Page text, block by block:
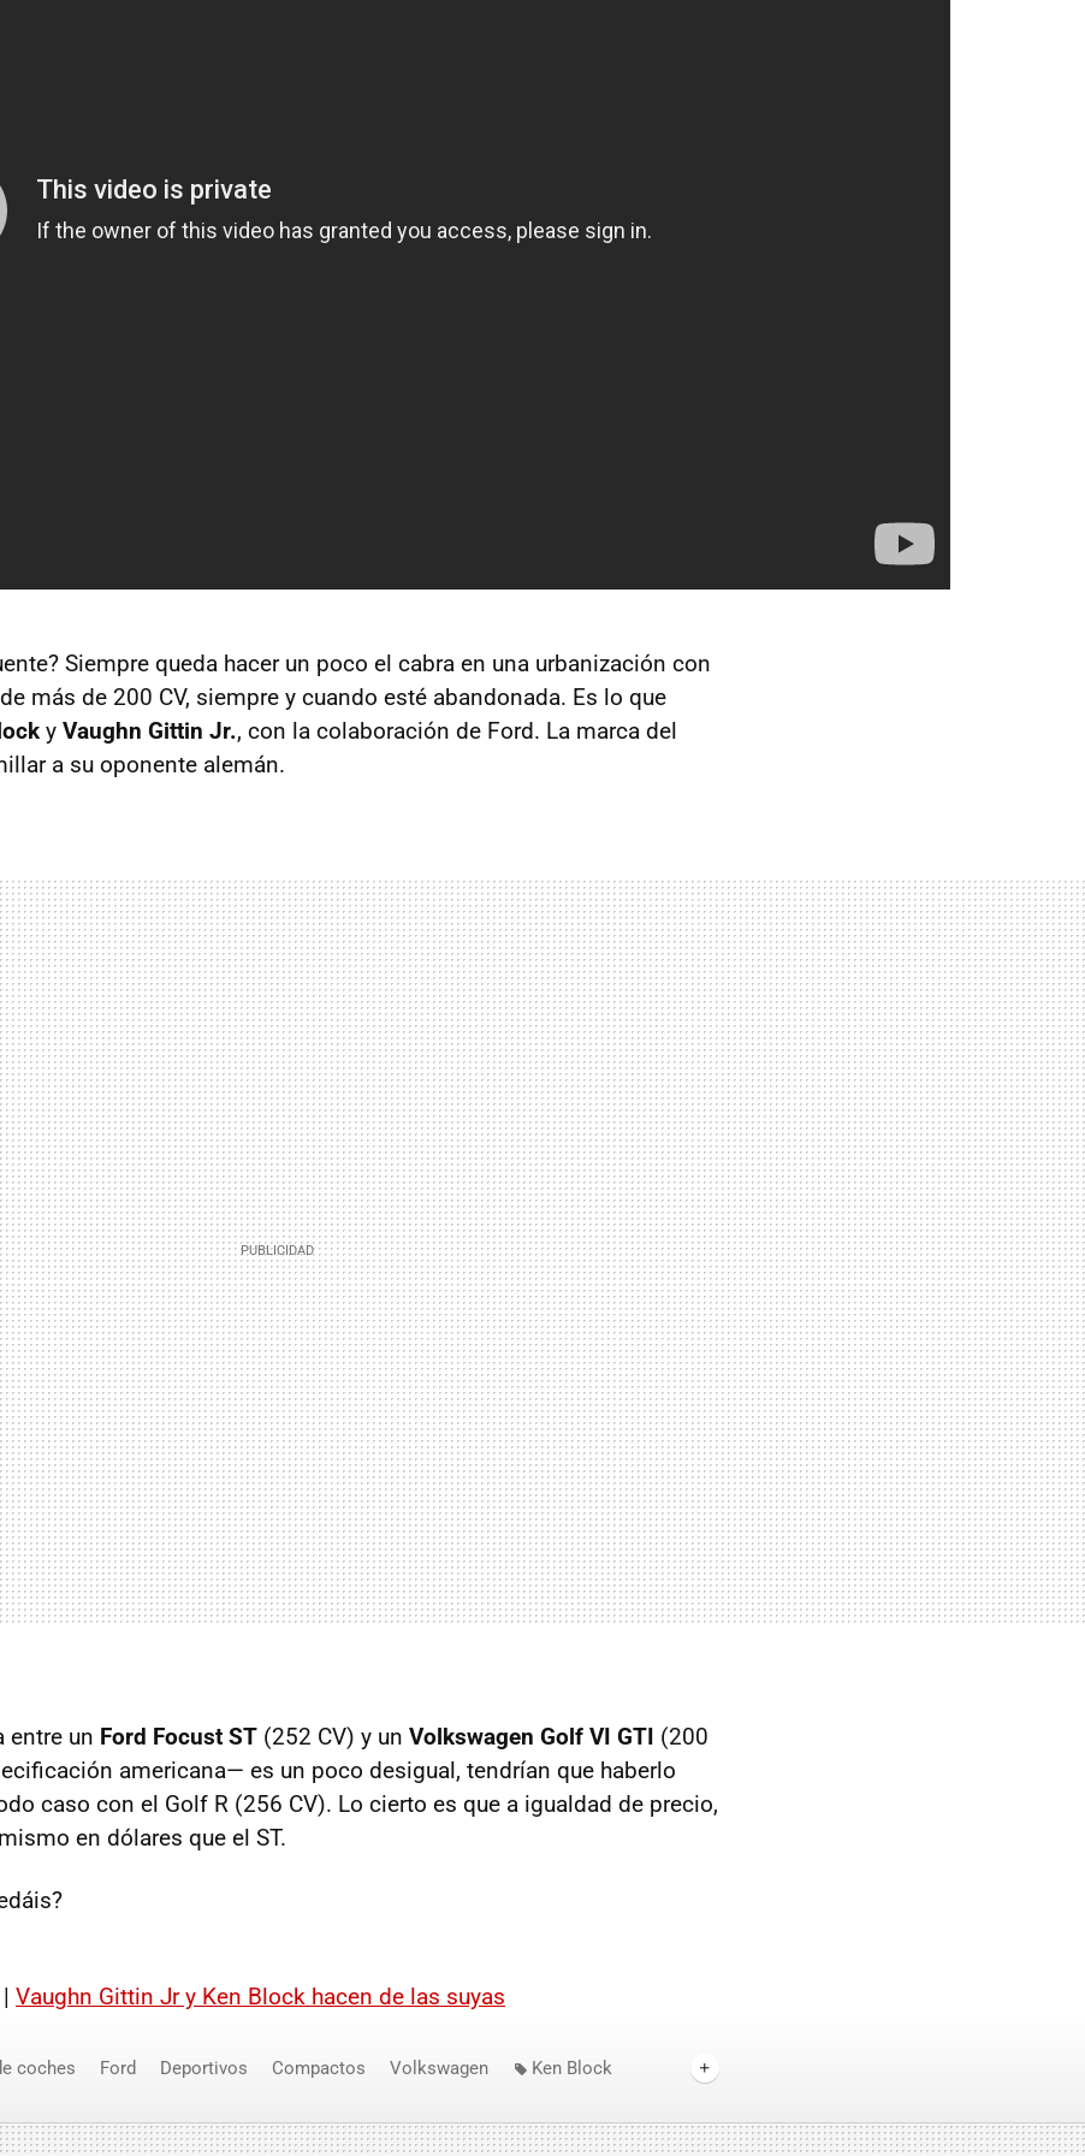
Siempre queda hacer un poco el cabra en una urbanización con
más de 200 CV, siempre y cuando esté abandonada. Es lo que
y Vaughn Gittin Jr., con la colaboración de Ford. La marca del
a su oponente alemán.
entre un Ford Focust ST (252 CV) y un Volkswagen Golf VI GTI (200
americana— es un poco desigual, tendrían que haberlo
caso con el Golf R (256 CV). Lo cierto es que a igualdad de precio,
en dólares que el ST.
Vaughn Gittin Jr y Ken Block hacen de las suyas
coches Ford Deportivos Compactos Volkswagen
Ken Block